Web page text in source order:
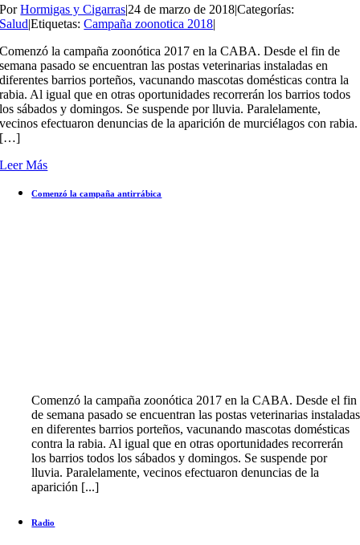
PorHormigas y Cigarras|24 de marzo de 2018|Categorías:
Salud|Etiquetas:Campaña zoonotica 2018|
Comenzó la campaña zoonótica 2017 en la CABA. Desde el fin de
semana pasado se encuentran las postas veterinarias instaladas en
diferentes barrios porteños, vacunando mascotas domésticas contra la
rabia. Al igual que en otras oportunidades recorrerán los barrios todos
los sábados y domingos. Se suspende por lluvia. Paralelamente,
vecinos efectuaron denuncias de la aparición de murciélagos con rabia.
[…]
Leer Más
Comenzó la campaña antirrábica
Comenzó la campaña zoonótica 2017 en la CABA. Desde el fin
de semana pasado se encuentran las postas veterinarias instaladas
en diferentes barrios porteños, vacunando mascotas domésticas
contra la rabia. Al igual que en otras oportunidades recorrerán
los barrios todos los sábados y domingos. Se suspende por
lluvia. Paralelamente, vecinos efectuaron denuncias de la
aparición [...]
Radio